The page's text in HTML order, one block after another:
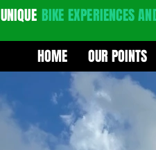
UNIQUE BIKE EXPERIENCES
HOME
OUR POINTS